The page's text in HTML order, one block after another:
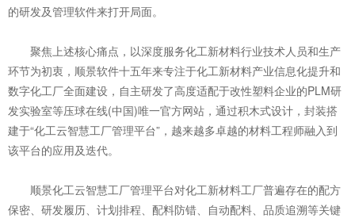
的研发及管理软件来打开局面。
聚焦上述核心痛点，以深度服务化工新材料行业技术人员和生产
环节为初衷，顺景软件十五年来专注于化工新材料产业信息化提升和
数字化工厂全面建设，自主研发了高度适配于改性塑料企业的PLM研
发实验室等压球在线(中国)唯一官方网站，通过积木式设计，封装搭
建于“化工云智慧工厂管理平台”，越来越多卓越的材料工程师融入到
该平台的应用及迭代。
顺景化工云智慧工厂管理平台对化工新材料工厂普遍存在的配方
保密、研发履历、计划排程、配料防错、自动配料、品质追溯等关键